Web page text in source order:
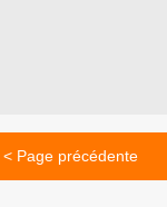
< Page précédente